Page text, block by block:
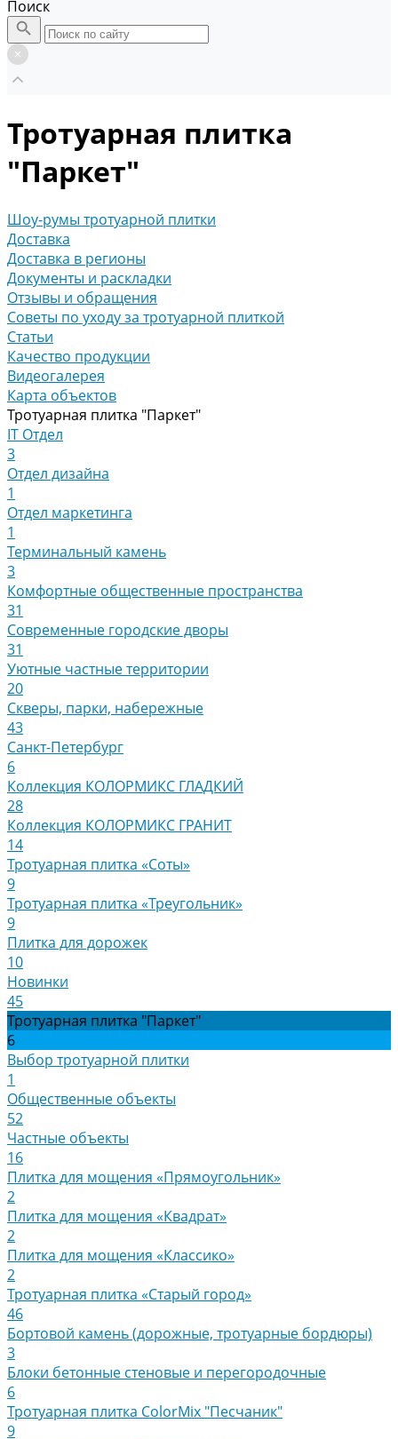
Поиск
Тротуарная плитка
"Паркет"
Шоу-румы тротуарной плитки
Доставка
Доставка в регионы
Документы и раскладки
Отзывы и обращения
Советы по уходу за тротуарной плиткой
Статьи
Качество продукции
Видеогалерея
Карта объектов
Тротуарная плитка "Паркет"
IT Отдел
3
Отдел дизайна
1
Отдел маркетинга
1
Терминальный камень
3
Комфортные общественные пространства
31
Современные городские дворы
31
Уютные частные территории
20
Скверы, парки, набережные
43
Санкт-Петербург
6
Коллекция КОЛОРМИКС ГЛАДКИЙ
28
Коллекция КОЛОРМИКС ГРАНИТ
14
Тротуарная плитка «Соты»
9
Тротуарная плитка «Треугольник»
9
Плитка для дорожек
10
Новинки
45
Тротуарная плитка "Паркет"
6
Выбор тротуарной плитки
1
Общественные объекты
52
Частные объекты
16
Плитка для мощения «Прямоугольник»
2
Плитка для мощения «Квадрат»
2
Плитка для мощения «Классико»
2
Тротуарная плитка «Старый город»
46
Бортовой камень (дорожные, тротуарные бордюры)
3
Блоки бетонные стеновые и перегородочные
6
Тротуарная плитка ColorMix "Песчаник"
9